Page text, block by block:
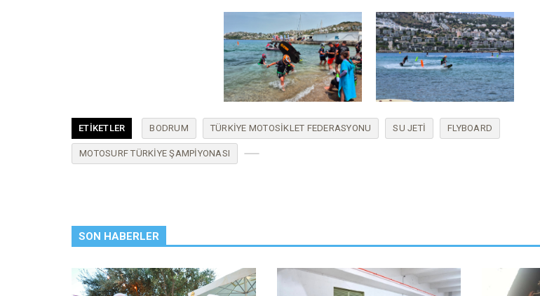
ETIKETLER BODRUM TÜRKIYE MOTOSIKLET FEDERASYONU SU JETI FLYBOARD
MOTOSURF TÜRKIYE ŞAMPIYONASI
SON HABERLER